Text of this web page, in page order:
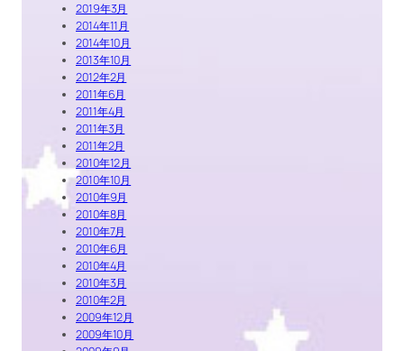
2019年3月
2014年11月
2014年10月
2013年10月
2012年2月
2011年6月
2011年4月
2011年3月
2011年2月
2010年12月
2010年10月
2010年9月
2010年8月
2010年7月
2010年6月
2010年4月
2010年3月
2010年2月
2009年12月
2009年10月